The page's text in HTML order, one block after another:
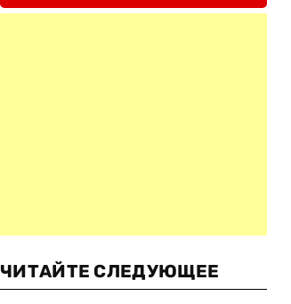
ЧИТАЙТЕ СЛЕДУЮЩЕЕ